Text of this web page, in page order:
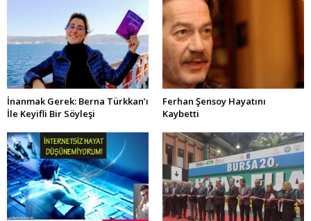
İnanmak Gerek: Berna Türkkan’ı
İle Keyifli Bir Söyleşi
Ferhan Şensoy Hayatını
Kaybetti